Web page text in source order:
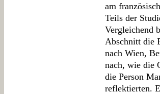
am
Teils der
Vergleichend
Abschnitt die
nach Wien,
nach, wie die
die Person
reflektierten.